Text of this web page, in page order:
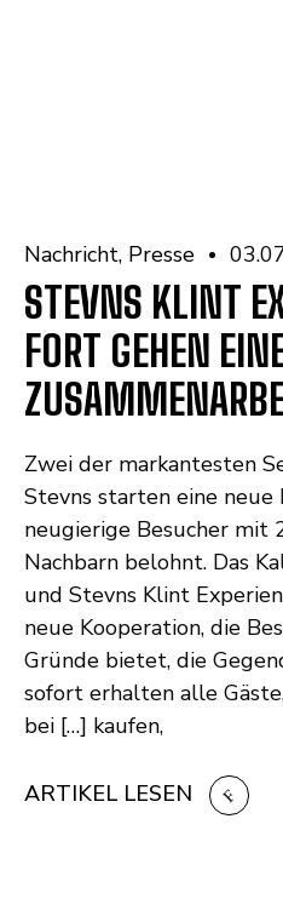
Nachricht Presse
STEVNS KLINT
FORT GEHEN
Zwei der markantesten
Stevns starten eine neue
neugierige Besucher mit
Nachbarn belohnt. Das
und Stevns Klint
neue Kooperation, die
Gründe bietet, die
sofort erhalten alle
bei […] kaufen,
ARTIKEL LESEN